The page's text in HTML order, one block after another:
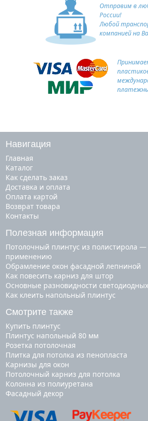
Отправим в
России!
Любой
компанией на
Навигация
Главная
Каталог
Как сделать заказ
Доставка и оплата
Оплата картой
Возврат товара
Контакты
Полезная информация
Потолочный плинтус из полистирола —
применению
Обрамление окон фасадной лепниной
Как повесить карниз для штор
Основные разновидности
Как клеить напольный плинтус
Смотрите также
купить плинтус
плинтус напольный 80 мм
розетка потолочная
плитка для потолка из пенопласта
карнизы для окон
потолочный карниз для потолка
колонна из полиуретана
фасадный декор